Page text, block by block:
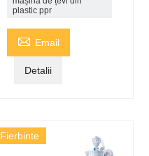
plastic ppr
 Email
Detalii
Fierbinte